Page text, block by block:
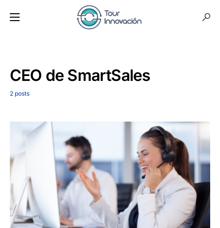
CEO de SmartSales
2 posts